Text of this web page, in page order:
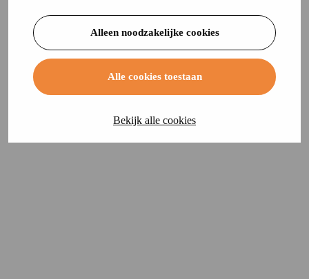
Alleen noodzakelijke cookies
Alle cookies toestaan
Bekijk alle cookies